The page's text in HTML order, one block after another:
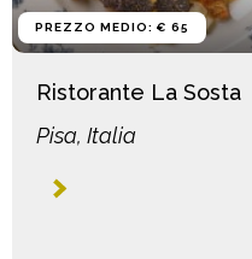
PREZZO MEDIO: € 65
Ristorante La Sosta
Pisa, Italia